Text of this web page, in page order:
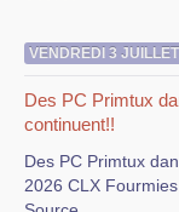
VENDREDI 3
Des PC Primtux
continuent!!
Des PC Primtux
2026 CLX